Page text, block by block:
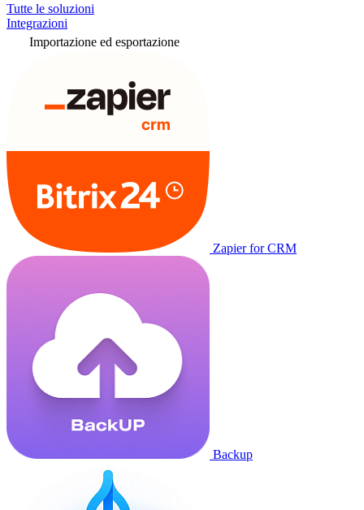
Tutte le soluzioni
Integrazioni
Importazione ed esportazione
Zapier for CRM
Backup